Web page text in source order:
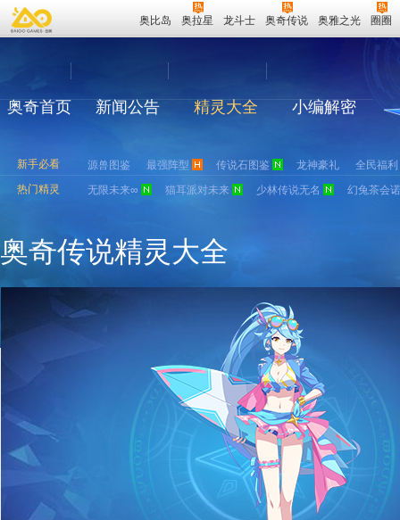
奥比岛 奥拉星 龙斗士 奥奇传说 奥雅之光 圈圈
奥奇首页 新闻公告 精灵大全 小编解密
新手必看 源兽图鉴 最强阵型 传说石图鉴 龙神豪礼
全民福利
热门精灵
无限未来∞ 猫耳派对未来 少林传说无名 幻兔茶会
奥奇传说精灵大全